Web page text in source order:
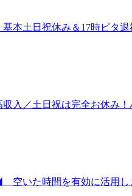
本土日祝休み＆17時ピタ
入／土日祝は完全お休み
いた時間を有効に活用し